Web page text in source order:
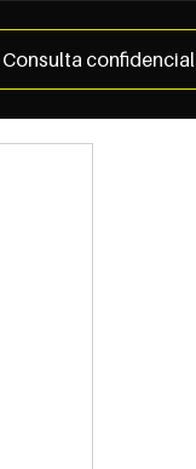
Consulta confidencial